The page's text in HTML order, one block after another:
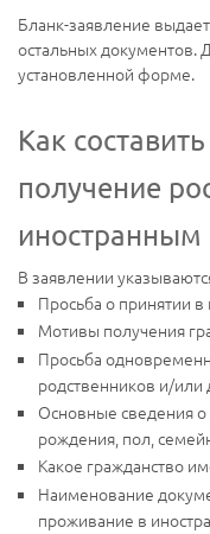
Бланк-заявление
остальных документов.
установленной форме.
Как
получение
В заявлении
Просьба о принятии
Мотивы получения
Просьба
родственников и/или
Основные сведения
рождения, пол,
Какое гражданство
Наименование
проживание в